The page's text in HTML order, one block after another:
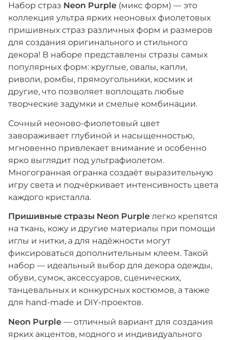
Набор страз Neon Purple (микс форм) — это
коллекция ультра ярких неоновых фиолетовых
пришивных страз различных форм и размеров
для создания оригинального и стильного
декора! В наборе представлены стразы самых
популярных форм: круглые, овалы, капли,
риволи, ромбы, прямоугольники, космик и
другие, что позволяет воплощать любые
творческие задумки и смелые комбинации.
Сочный неоново-фиолетовый цвет
завораживает глубиной и насыщенностью,
мгновенно привлекает внимание и особенно
ярко выглядит под ультрафиолетом.
Многогранная огранка создаёт выразительную
игру света и подчёркивает интенсивность цвета
каждого кристалла.
Пришивные стразы Neon Purple легко крепятся
на ткань, кожу и другие материалы при помощи
иглы и нитки, а для надёжности могут
фиксироваться дополнительным клеем. Такой
набор — идеальный выбор для декора одежды,
обуви, сумок, аксессуаров, сценических,
танцевальных и конкурсных костюмов, а также
для hand-made и DIY-проектов.
Neon Purple — отличный вариант для создания
ярких акцентов, модного и индивидуального